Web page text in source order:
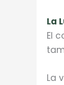
La
El
La